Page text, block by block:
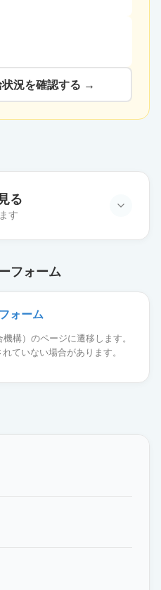
況を確認する →
る
す
フォーム
ォーム
構）のページに遷移します。
ていない場合があります。